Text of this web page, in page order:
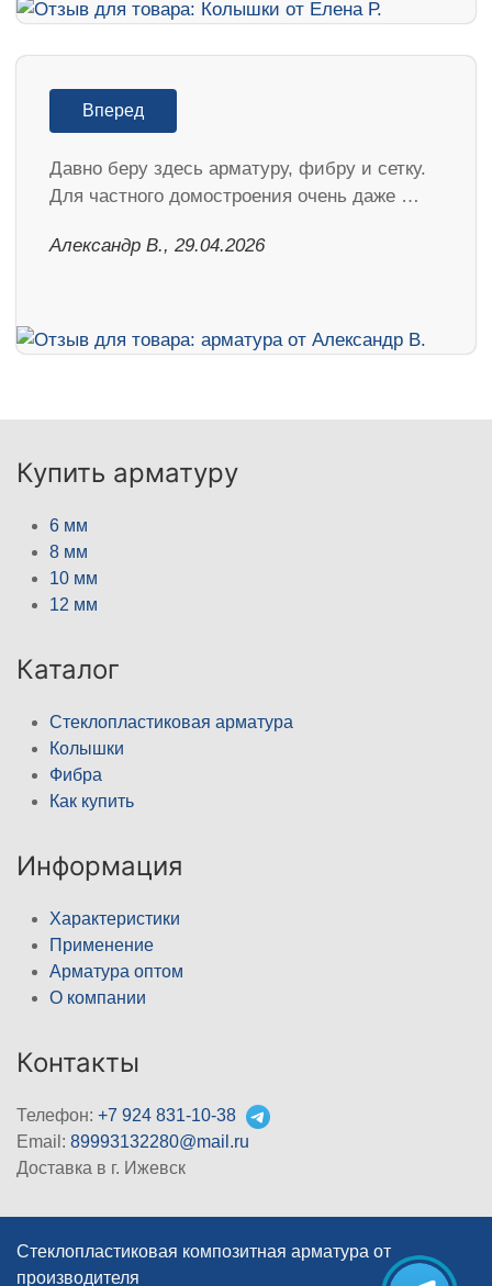
Вперед
Давно беру здесь арматуру, фибру и сетку.
Для частного домостроения очень даже …
Александр В., 29.04.2026
Купить арматуру
6 мм
8 мм
10 мм
12 мм
Каталог
Стеклопластиковая арматура
Колышки
Фибра
Как купить
Информация
Характеристики
Применение
Арматура оптом
О компании
Контакты
Телефон: +7 924 831-10-38
Email: 89993132280@mail.ru
Доставка в г. Ижевск
Стеклопластиковая композитная арматура от
производителя